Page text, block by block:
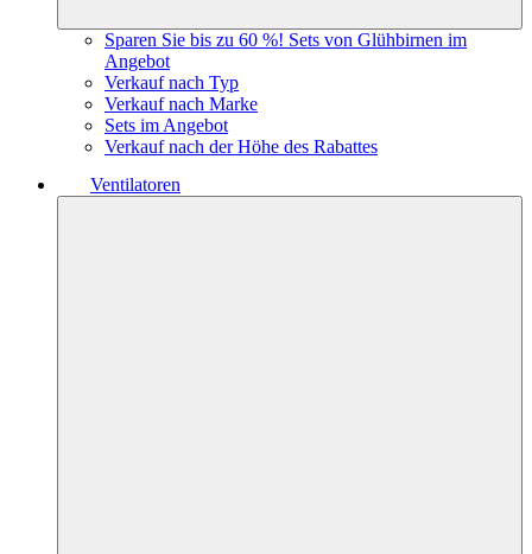
Sparen Sie bis zu 60 %! Sets von Glühbirnen im
Angebot
Verkauf nach Typ
Verkauf nach Marke
Sets im Angebot
Verkauf nach der Höhe des Rabattes
Ventilatoren